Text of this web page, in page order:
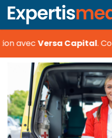
avecVersa Capital.